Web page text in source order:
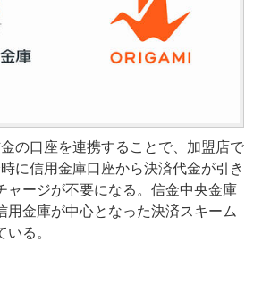
の口座を連携することで、加盟店で
に信用金庫口座から決済代金が引き
ャージが不要になる。信金中央金庫
用金庫が中心となった決済スキーム
る。